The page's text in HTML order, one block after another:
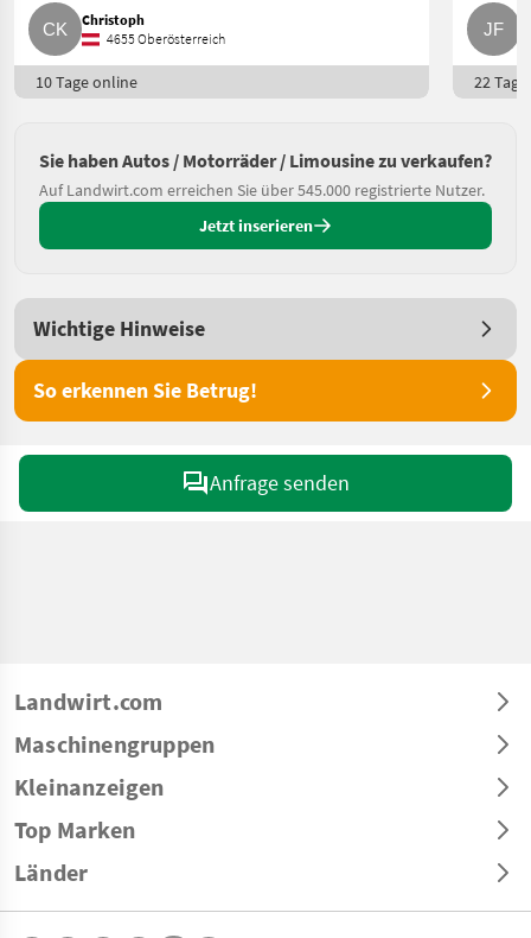
Christoph
4655 Oberösterreich
10 Tage online 22
Sie haben Autos / Motorräder / Limousine zu verkaufen?
Auf Landwirt.com erreichen Sie über 545.000 registrierte Nutzer.
Jetzt inserieren
Wichtige Hinweise
So erkennen Sie Betrug!
Anfrage senden
Landwirt.com
Maschinengruppen
Kleinanzeigen
Top Marken
Länder